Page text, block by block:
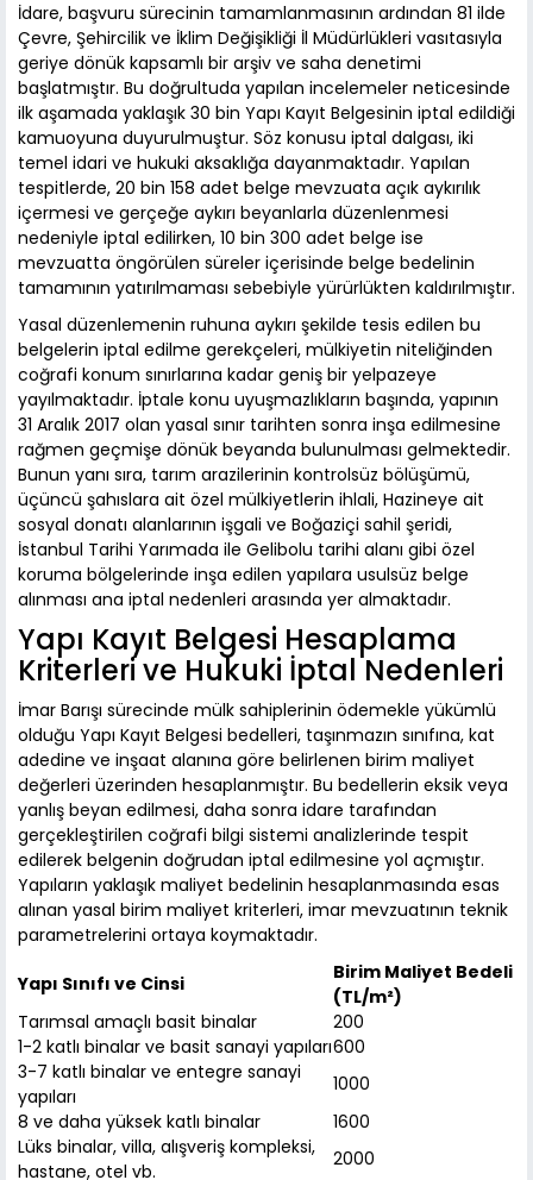
İdare, başvuru sürecinin tamamlanmasının ardından 81 ilde
Çevre, Şehircilik ve İklim Değişikliği İl Müdürlükleri vasıtasıyla
geriye dönük kapsamlı bir arşiv ve saha denetimi
başlatmıştır. Bu doğrultuda yapılan incelemeler neticesinde
ilk aşamada yaklaşık 30 bin Yapı Kayıt Belgesinin iptal edildiği
kamuoyuna duyurulmuştur. Söz konusu iptal dalgası, iki
temel idari ve hukuki aksaklığa dayanmaktadır. Yapılan
tespitlerde, 20 bin 158 adet belge mevzuata açık aykırılık
içermesi ve gerçeğe aykırı beyanlarla düzenlenmesi
nedeniyle iptal edilirken, 10 bin 300 adet belge ise
mevzuatta öngörülen süreler içerisinde belge bedelinin
tamamının yatırılmaması sebebiyle yürürlükten kaldırılmıştır.
Yasal düzenlemenin ruhuna aykırı şekilde tesis edilen bu
belgelerin iptal edilme gerekçeleri, mülkiyetin niteliğinden
coğrafi konum sınırlarına kadar geniş bir yelpazeye
yayılmaktadır. İptale konu uyuşmazlıkların başında, yapının
31 Aralık 2017 olan yasal sınır tarihten sonra inşa edilmesine
rağmen geçmişe dönük beyanda bulunulması gelmektedir.
Bunun yanı sıra, tarım arazilerinin kontrolsüz bölüşümü,
üçüncü şahıslara ait özel mülkiyetlerin ihlali, Hazineye ait
sosyal donatı alanlarının işgali ve Boğaziçi sahil şeridi,
İstanbul Tarihi Yarımada ile Gelibolu tarihi alanı gibi özel
koruma bölgelerinde inşa edilen yapılara usulsüz belge
alınması ana iptal nedenleri arasında yer almaktadır.
Yapı Kayıt Belgesi Hesaplama
Kriterleri ve Hukuki İptal Nedenleri
İmar Barışı sürecinde mülk sahiplerinin ödemekle yükümlü
olduğu Yapı Kayıt Belgesi bedelleri, taşınmazın sınıfına, kat
adedine ve inşaat alanına göre belirlenen birim maliyet
değerleri üzerinden hesaplanmıştır. Bu bedellerin eksik veya
yanlış beyan edilmesi, daha sonra idare tarafından
gerçekleştirilen coğrafi bilgi sistemi analizlerinde tespit
edilerek belgenin doğrudan iptal edilmesine yol açmıştır.
Yapıların yaklaşık maliyet bedelinin hesaplanmasında esas
alınan yasal birim maliyet kriterleri, imar mevzuatının teknik
parametrelerini ortaya koymaktadır.
Yapı Sınıfı ve Cinsi
Birim Maliyet Bedeli
(TL/m²)
Tarımsal amaçlı basit binalar
200
1-2 katlı binalar ve basit sanayi yapıları600
3-7 katlı binalar ve entegre sanayi
yapıları
1000
8 ve daha yüksek katlı binalar
1600
Lüks binalar, villa, alışveriş kompleksi,
hastane, otel vb.
2000